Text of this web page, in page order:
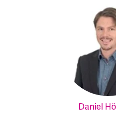
Daniel